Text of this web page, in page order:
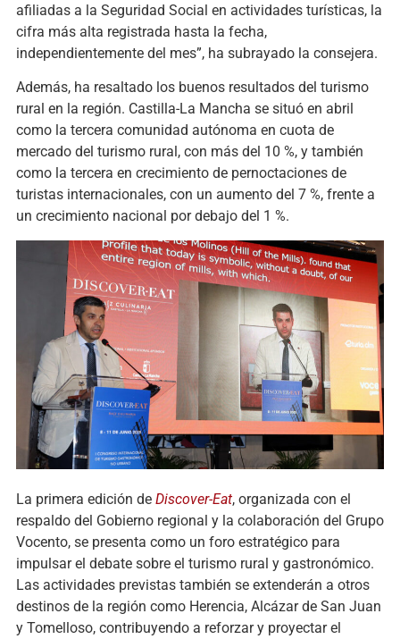
afiliadas a la Seguridad Social en actividades turísticas, la
cifra más alta registrada hasta la fecha,
independientemente del mes”, ha subrayado la consejera.
Además, ha resaltado los buenos resultados del turismo
rural en la región. Castilla-La Mancha se situó en abril
como la tercera comunidad autónoma en cuota de
mercado del turismo rural, con más del 10 %, y también
como la tercera en crecimiento de pernoctaciones de
turistas internacionales, con un aumento del 7 %, frente a
un crecimiento nacional por debajo del 1 %.
La primera edición de Discover-Eat, organizada con el
respaldo del Gobierno regional y la colaboración del Grupo
Vocento, se presenta como un foro estratégico para
impulsar el debate sobre el turismo rural y gastronómico.
Las actividades previstas también se extenderán a otros
destinos de la región como Herencia, Alcázar de San Juan
y Tomelloso, contribuyendo a reforzar y proyectar el